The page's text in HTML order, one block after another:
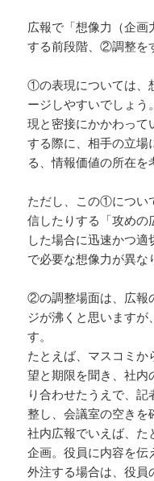
広報で「想像力（企
する前段階、②調整を
①の表現については、
ージしやすいでしょ
現と密接にかかわっ
する際に、相手の立場
る、情報価値の所在を
ただし、この①につい
信したりする「攻めの
した場合に迅速かつ適
で必要な想像力が異な
②の調整場面は、広報
ジが沸くと思います
す。
たとえば、マスコミ
望と期限を聞き、社内
り合わせたうえで、
整し、会議室の空きを
社内広報でいえば、た
企画。役員に内容を伝
外注する場合は、役